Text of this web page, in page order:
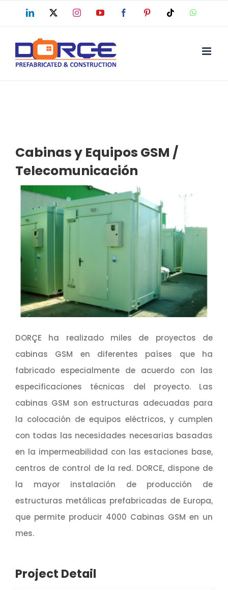
to
content
LinkedIn InstagramYouTube FacebookPinterest Tiktok
Cabinas y Equipos GSM /
Telecomunicación
DORÇE ha realizado miles de proyectos de
cabinas GSM en diferentes países que ha
fabricado especialmente de acuerdo con las
especificaciones técnicas del proyecto. Las
cabinas GSM son estructuras adecuadas para
la colocación de equipos eléctricos, y cumplen
con todas las necesidades necesarias basadas
en la impermeabilidad con las estaciones base,
centros de control de la red. DORCE, dispone de
la mayor instalación de producción de
estructuras metálicas prefabricadas de Europa,
que permite producir 4000 Cabinas GSM en un
mes.
Project Detail